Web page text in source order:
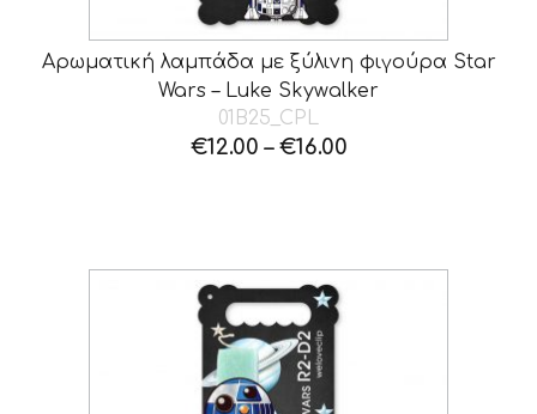
Αρωματική λαμπάδα με ξύλινη φιγούρα Star
Wars – Luke Skywalker
01B25_CPL
€12.00 – €16.00